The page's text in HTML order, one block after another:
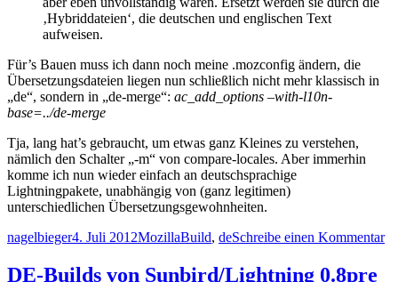
‚Hybriddateien‘, die deutschen und englischen Text
aufweisen.
Für’s Bauen muss ich dann noch meine .mozconfig ändern, die
Übersetzungsdateien liegen nun schließlich nicht mehr klassisch in
„de“, sondern in „de-merge“: ac_add_options –with-l10n-
base=../de-merge
Tja, lang hat’s gebraucht, um etwas ganz Kleines zu verstehen,
nämlich den Schalter „-m“ von compare-locales. Aber immerhin
komme ich nun wieder einfach an deutschsprachige
Lightningpakete, unabhängig von (ganz legitimen)
unterschiedlichen Übersetzungsgewohnheiten.
Autor
nagelbiegerVeröffentlicht
4. Juli 2012Kategorien
MozillaSchlagwörter
Build, deSchreibe einen Kommentarzu
DE-Builds von Sunbird/Lightning 0.8pre